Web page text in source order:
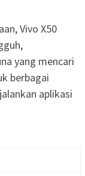
Vivo X50
yang mencari
berbagai
aplikasi